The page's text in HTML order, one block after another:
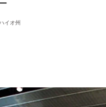
イオ州